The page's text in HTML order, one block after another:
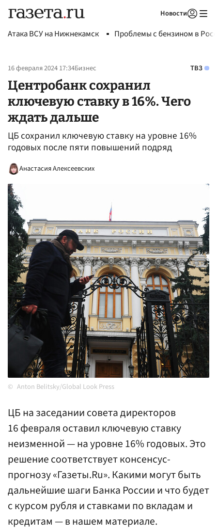
Новости
Атака ВСУ на Нижнекамск Проблемы с бензином в
16 февраля 2024 17:34Бизнес ТВЗ
Центробанк сохранил
ключевую ставку в 16%. Чего
ждать дальше
ЦБ сохранил ключевую ставку на уровне 16%
годовых после пяти повышений подряд
Анастасия Алексеевских
Anton Belitsky/Global Look Press
ЦБ на заседании совета директоров
16 февраля оставил ключевую ставку
неизменной — на уровне 16% годовых. Это
решение соответствует консенсус-
прогнозу «Газеты.Ru». Какими могут быть
дальнейшие шаги Банка России и что будет
с курсом рубля и ставками по вкладам и
кредитам — в нашем материале.